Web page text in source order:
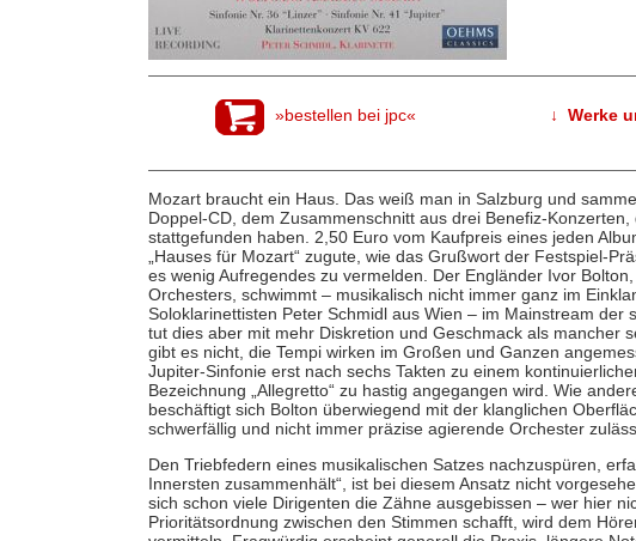
»bestellen bei jpc« ↓ Werke
Mozart braucht ein Haus. Das weiß man in Salzburg und
Doppel-CD, dem Zusammenschnitt aus drei Benefiz-
stattgefunden haben. 2,50 Euro vom Kaufpreis eines jeden
„Hauses für Mozart“ zugute, wie das Grußwort der Festspiel-
es wenig Aufregendes zu vermelden. Der Engländer Ivor
Orchesters, schwimmt – musikalisch nicht immer ganz im
Soloklarinettisten Peter Schmidl aus Wien – im Mainstream der
tut dies aber mit mehr Diskretion und Geschmack als mancher
gibt es nicht, die Tempi wirken im Großen und Ganzen
Jupiter-Sinfonie erst nach sechs Takten zu einem
Bezeichnung „Allegretto“ zu hastig angegangen wird. Wie
beschäftigt sich Bolton überwiegend mit der klanglichen
schwerfällig und nicht immer präzise agierende Orchester
Den Triebfedern eines musikalischen Satzes nachzuspüren,
Innersten zusammenhält“, ist bei diesem Ansatz nicht
sich schon viele Dirigenten die Zähne ausgebissen – wer hier
Prioritätsordnung zwischen den Stimmen schafft, wird dem